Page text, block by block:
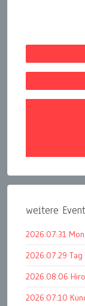
weitere
2026.07.31
2026.07.29
2026.08.06
2026.07.10